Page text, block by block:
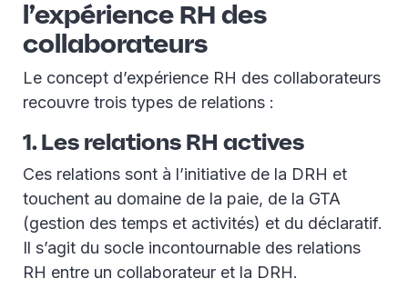
l’expérience RH des
collaborateurs
Le concept d’expérience RH des collaborateurs
recouvre trois types de relations :
1. Les relations RH actives
Ces relations sont à l’initiative de la DRH et
touchent au domaine de la paie, de la GTA
(gestion des temps et activités) et du déclaratif.
Il s’agit du socle incontournable des relations
RH entre un collaborateur et la DRH.